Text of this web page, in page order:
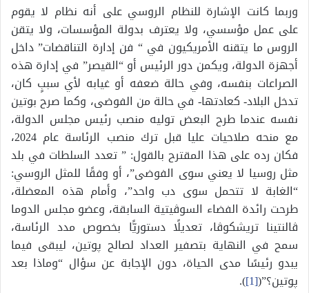
وربما كانت الإشارة للنظام الروسي على أنه نظام لا يقوم
على عمل مؤسسي، ولا يعترف بدولة المؤسسات، ولا يتقن
الروس ما يتقنه الأمريكيون في “ فن إدارة التناقضات” داخل
أجهزة الدولة، ويكمن دور الرئيس أو “القيصر” في إدارة هذه
الصراعات بنفسه، وفي حالة ضعفه أو غيابه لأي سببٍ كان،
تدخل البلاد- كعادتها- في حالة من الفوضى، وكما صرح بوتين
نفسه عندما طرح البعض توليه منصب رئيس مجلس الدولة،
مع منحه صلاحيات عليا قبل ترك منصب الرئاسة عام 2024،
فكان رده على هذا المقترح بالقول: ” تعدد السلطات في بلد
مثل روسيا لا يعني سوى الفوضى”، أو وفقًا للمثل الروسي:
“الغابة لا تتحمل سوى دب واحد”، وأمام هذه المعضلة،
طرحت رائدة الفضاء السوڤيتية السابقة، وعضو مجلس الدوما
ڤالنتينا تريشكوڤا، تعديلًا دستوريًّا بخصوص مدد الرئاسة،
سمح في النهاية بتصفير العداد لصالح پوتين، ليبقى فيما
يبدو رئيسًا مدى الحياة، دون الإجابة عن سؤال “وماذا بعد
پوتين؟”([1]
).